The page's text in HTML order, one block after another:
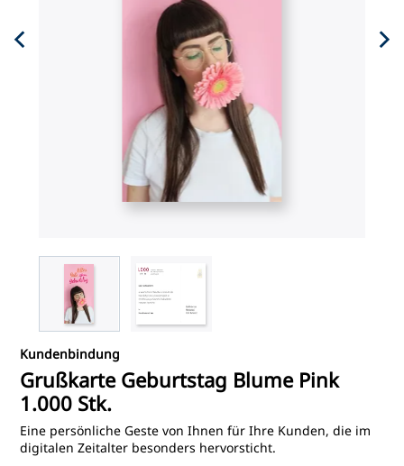
Kundenbindung
Grußkarte Geburtstag Blume Pink
1.000 Stk.
Eine persönliche Geste von Ihnen für Ihre Kunden, die im
digitalen Zeitalter besonders hervorsticht.